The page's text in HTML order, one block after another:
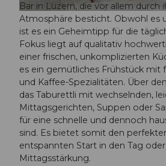
© Lena Zürcher | CC-BY-NC-ND
Bar in Luzern, die vor allem durch
Atmosphäre besticht. Obwohl es
ist es ein Geheimtipp für die
Fokus liegt auf qualitativ
einer frischen, unkomplizierten
es ein gemütliches Frühstück mit
und Kaffee-Spezialitäten. Über
das Taburettli mit wechselnden,
Mittagsgerichten, Suppen oder
für eine schnelle und dennoch
sind. Es bietet somit den
entspannten Start in den Tag
Mittagsstärkung.